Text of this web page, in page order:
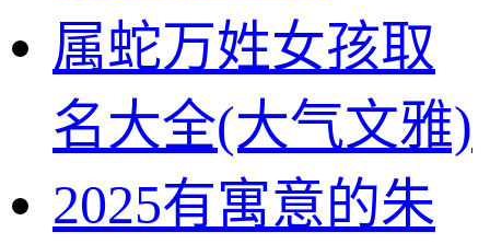
属蛇万姓女孩取
名大全(大气文雅)
2025有寓意的朱